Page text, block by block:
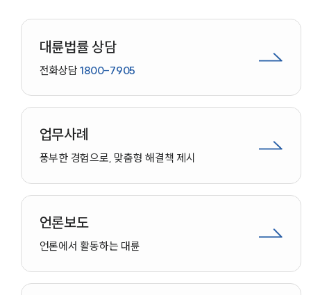
대륜법률 상담
전화상담1800-7905
업무사례
풍부한 경험으로, 맞춤형 해결책 제시
언론보도
언론에서 활동하는 대륜